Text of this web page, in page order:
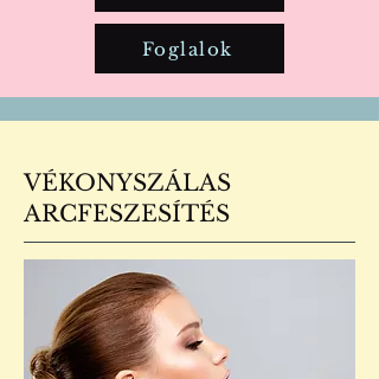
Foglalok
VÉKONYSZÁLAS
ARCFESZESÍTÉS